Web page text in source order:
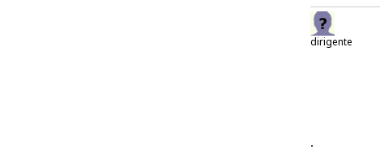
dirigente
.